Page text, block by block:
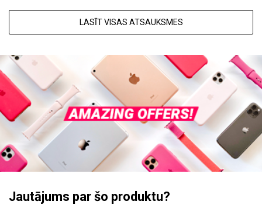
LASĪT VISAS ATSAUKSMES
Jautājums par šo produktu?